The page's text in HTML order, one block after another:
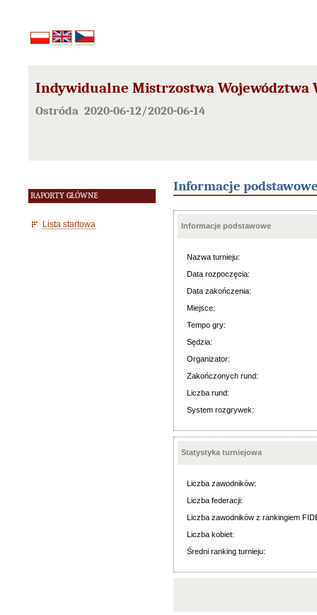
Indywidualne Mistrzostwa
Ostróda 2020-06-12/2020-06-14
RAPORTY GŁÓWNE
Lista startowa
Informacje
Informacje podstawowe
Nazwa turnieju:
Data rozpoczęcia:
Data zakończenia:
Miejsce:
Tempo gry:
Sędzia:
Organizator:
Zakończonych rund:
Liczba rund:
System rozgrywek:
Statystyka turniejowa
Liczba zawodników:
Liczba federacji:
Liczba zawodników z rankingiem
Liczba kobiet:
Średni ranking turnieju: